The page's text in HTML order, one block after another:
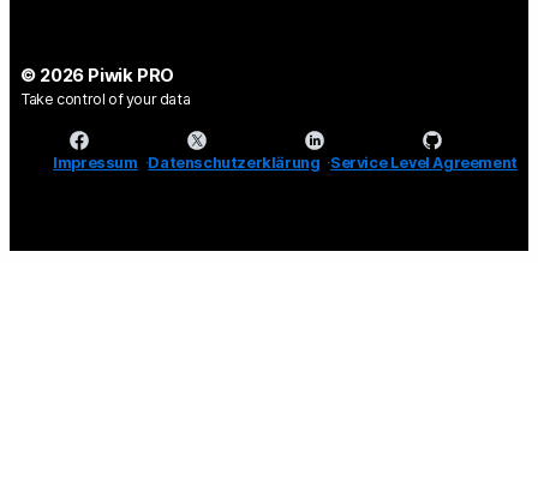
© 2026 Piwik PRO
Take control of your data
Impressum Datenschutzerklärung Service Level Agreement